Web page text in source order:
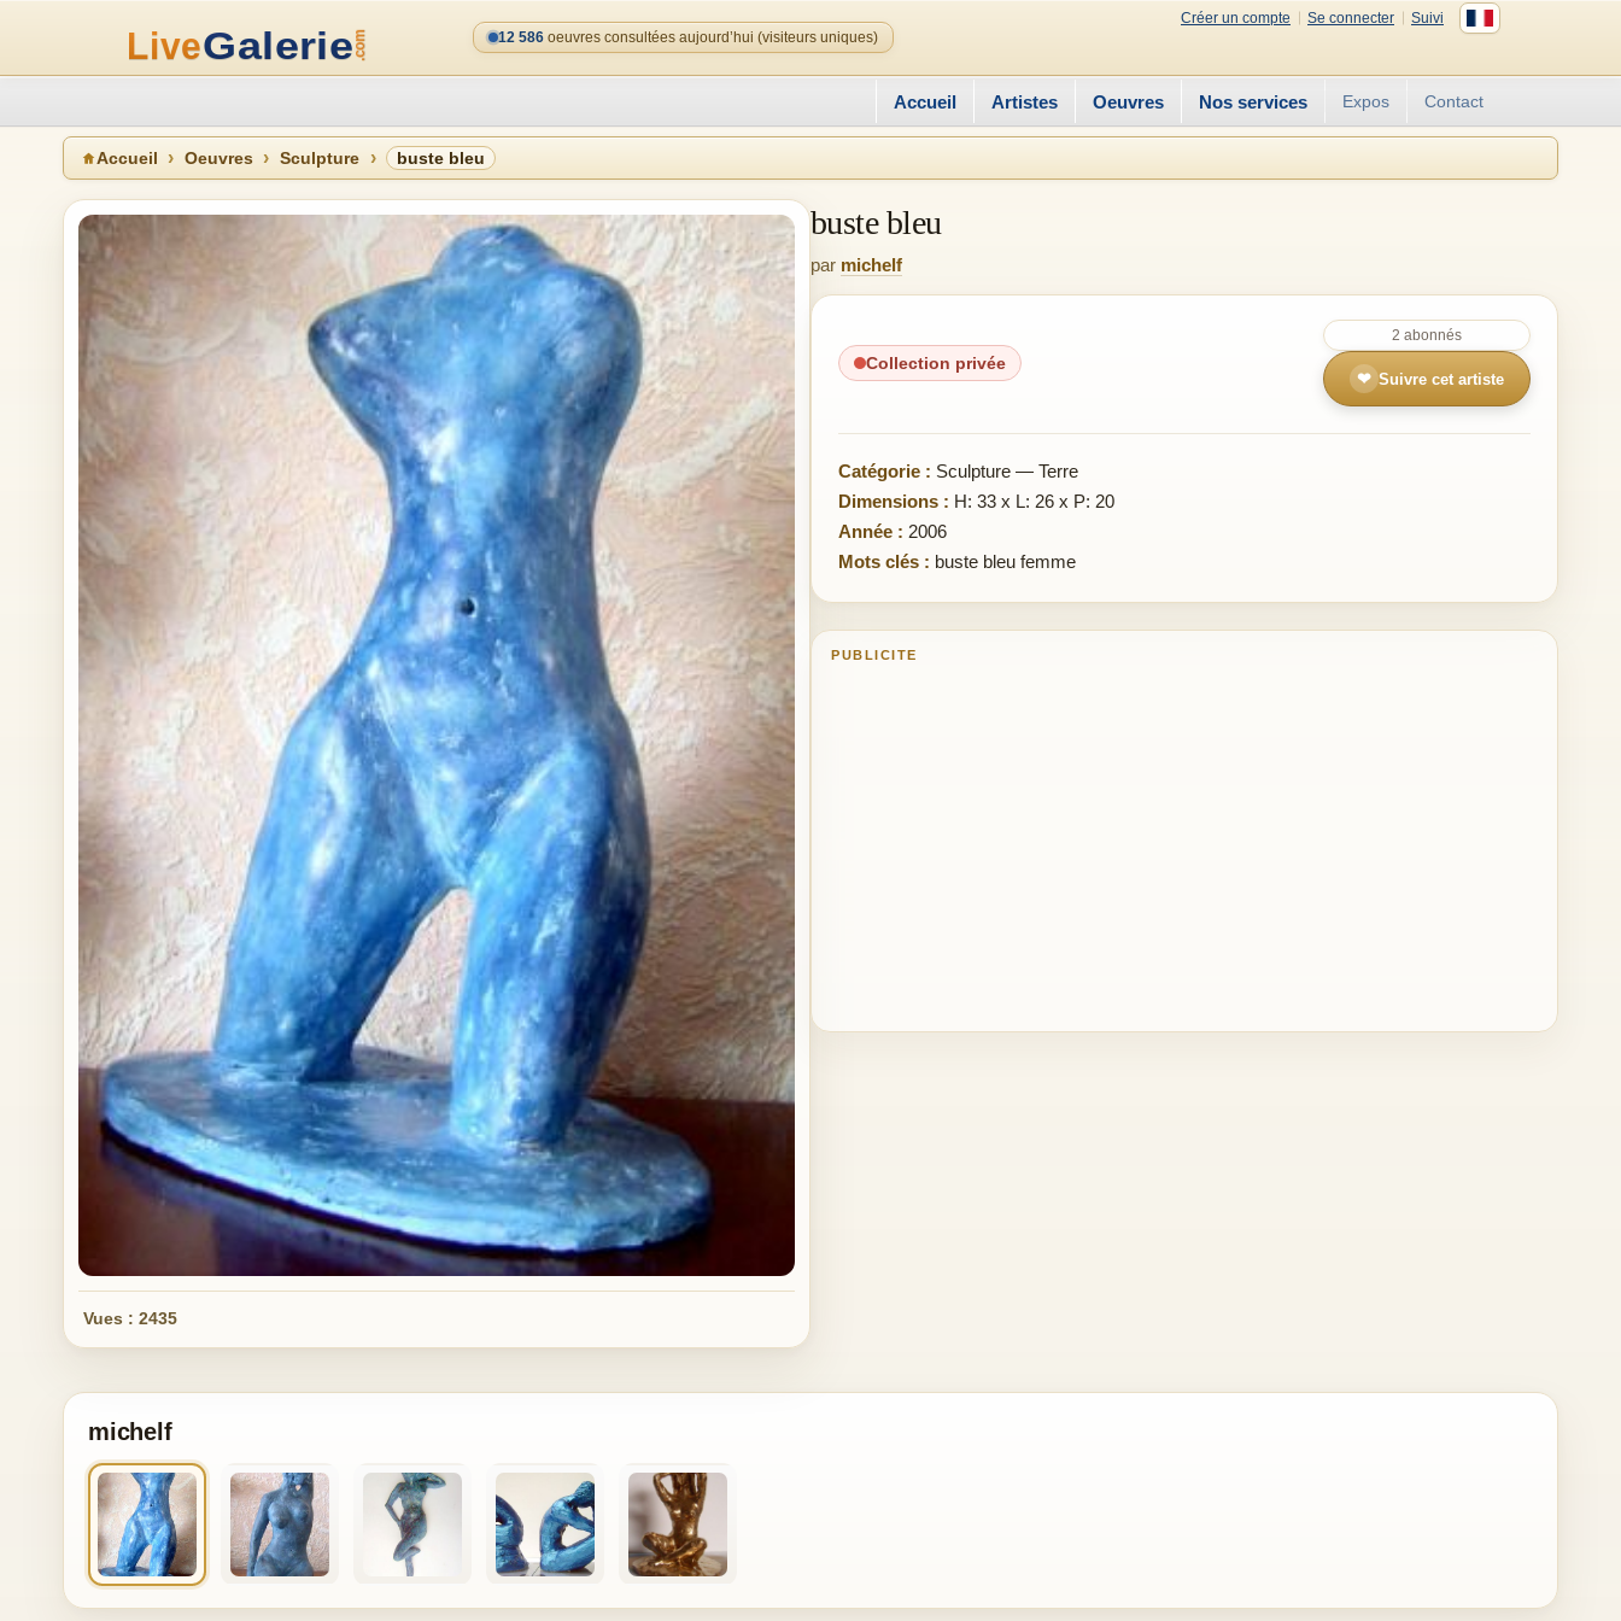
Créer un compte Se connecter
Suivi
12 586 oeuvres consultées aujourd’hui (visiteurs uniques)
Accueil Artistes Oeuvres Nos services Expos Contact
Accueil Oeuvres Sculpture buste bleu
Vues : 2435
buste bleu
par michelf
Collection privée
2 abonnés
❤ Suivre cet artiste
Catégorie : Sculpture — Terre
Dimensions : H: 33 x L: 26 x P: 20
Année : 2006
Mots clés : buste bleu femme
PUBLICITE
michelf